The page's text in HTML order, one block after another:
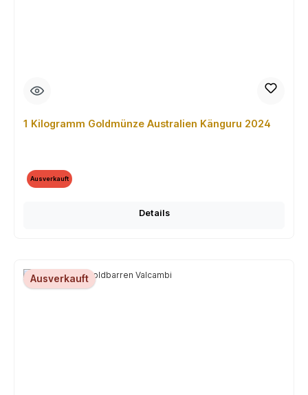
1 Kilogramm Goldmünze Australien Känguru 2024
Ausverkauft
Details
Ausverkauft